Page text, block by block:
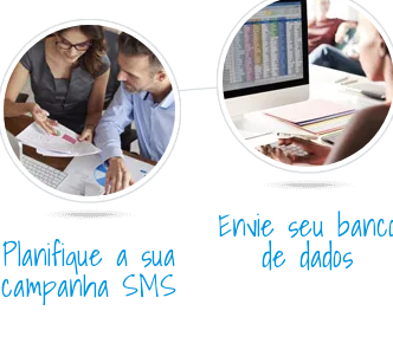
Planifique a sua
campanha SMS
Envie seu
de dados